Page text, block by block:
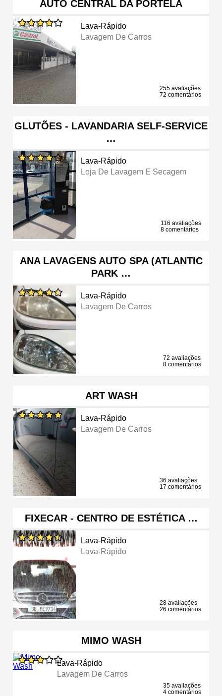
AUTO CENTRAL DA PORTELA
Lava-Rápido
Lavagem De Carros
255 avaliações
72 comentários
GLUTÕES - LAVANDARIA SELF-SERVICE
…
Lava-Rápido
Loja De Lavagem E Secagem
116 avaliações
8 comentários
ANA LAVAGENS AUTO SPA (ATLANTIC
PARK …
Lava-Rápido
Lavagem De Carros
72 avaliações
8 comentários
ART WASH
Lava-Rápido
Lavagem De Carros
36 avaliações
17 comentários
FIXECAR - CENTRO DE ESTÉTICA …
Lava-Rápido
Lava-Rápido
28 avaliações
26 comentários
MIMO WASH
Lava-Rápido
Lavagem De Carros
35 avaliações
4 comentários